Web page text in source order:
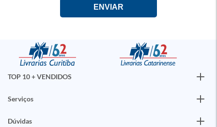
TOP 10 + VENDIDOS
Serviços
Dúvidas